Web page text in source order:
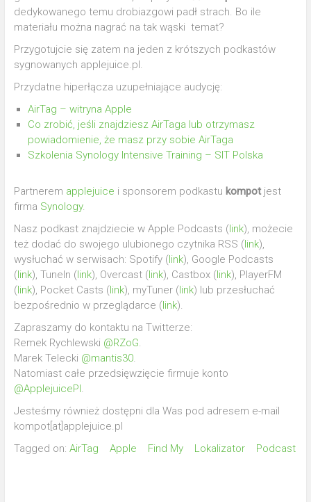
dedykowanego temu drobiazgowi padł strach. Bo ile
materiału można nagrać na tak wąski temat?
Przygotujcie się zatem na jeden z krótszych podkastów
sygnowanych applejuice.pl.
Przydatne hiperłącza uzupełniające audycję:
AirTag – witryna Apple
Co zrobić, jeśli znajdziesz AirTaga lub otrzymasz
powiadomienie, że masz przy sobie AirTaga
Szkolenia Synology Intensive Training – SIT Polska
Partnerem applejuice i sponsorem podkastu kompotjest
firma Synology.
Nasz podkast znajdziecie w Apple Podcasts (link), możecie
też dodać do swojego ulubionego czytnika RSS (link),
wysłuchać w serwisach: Spotify (link), Google Podcasts
(link), TuneIn (link), Overcast (link), Castbox (link), PlayerFM
(link), Pocket Casts (link), myTuner (link) lub przesłuchać
bezpośrednio w przeglądarce (link).
Zapraszamy do kontaktu na Twitterze:
Remek Rychlewski @RZoG.
Marek Telecki @mantis30.
Natomiast całe przedsięwzięcie firmuje konto
@ApplejuicePl.
Jesteśmy również dostępni dla Was pod adresem e-mail
kompot[at]applejuice.pl
Tagged on: AirTag Apple Find My Lokalizator Podcast